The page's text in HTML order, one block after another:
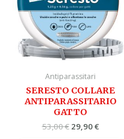
Antiparassitari
SERESTO COLLARE
ANTIPARASSITARIO
GATTO
53,00€ 29,90€